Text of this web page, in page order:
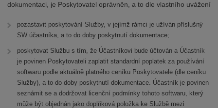
dokumentaci, je Poskytovatel oprávněn, a to dle vlastního uvážení
pozastavit poskytování Služby, v jejímž rámci je užíván příslušný
SW účastníka, a to do doby poskytnutí dokumentace;
poskytovat Službu s tím, že Účastníkovi bude účtován a Účastník
je povinen Poskytovateli zaplatit standardní poplatek za používání
softwaru podle aktuálně platného ceníku Poskytovatele (dle ceníku
Služby), a to do doby poskytnutí dokumentace. Účastník je povinen
seznámit se a dodržovat licenční podmínky tohoto softwaru, který
může být objednán jako doplňková položka ke Službě mezi